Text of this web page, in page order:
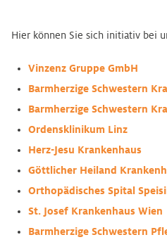
Hier können Sie sich initiativ bei
Vinzenz Gruppe GmbH
Barmherzige Schwestern
Barmherzige Schwestern
Ordensklinikum Linz
Herz-Jesu Krankenhaus
Göttlicher Heiland
Orthopädisches Spital
St. Josef Krankenhaus Wien
Barmherzige Schwestern